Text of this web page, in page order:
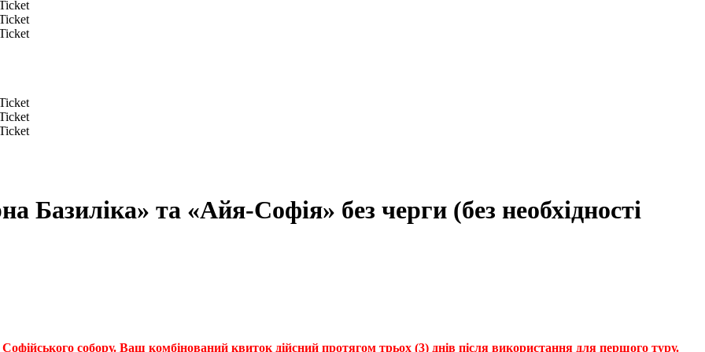
Базиліка» та «Айя-Софія» без черги (без необхідності
собору. Ваш комбінований квиток дійсний протягом трьох (3) днів після використання для першого туру.